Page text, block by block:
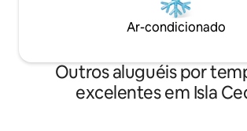
Ar-condicionado
Outros aluguéis por
excelentes em Isla